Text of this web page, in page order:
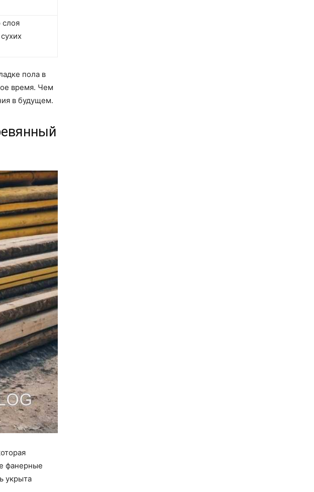
слоя
пола в
время. Чем
в будущем.
фанерные
укрыта